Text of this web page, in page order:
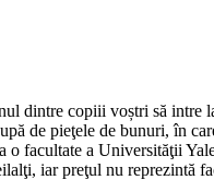
dintre copiii voștri să intre
de pieţele de bunuri, în
facultate a Universităţii
iar preţul nu reprezintă